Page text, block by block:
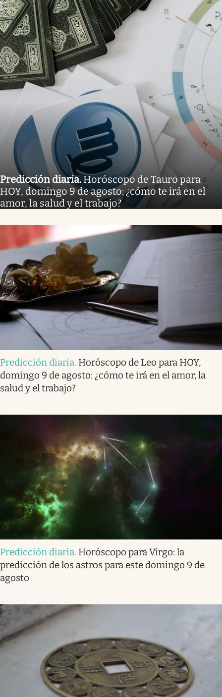
Predicción diaria. Horóscopo de Tauro para
HOY, domingo 9 de agosto: ¿cómo te irá en el
amor, la salud y el trabajo?
Predicción diaria. Horóscopo de Leo para HOY,
domingo 9 de agosto: ¿cómo te irá en el amor, la
salud y el trabajo?
Predicción diaria. Horóscopo para Virgo: la
predicción de los astros para este domingo 9 de
agosto